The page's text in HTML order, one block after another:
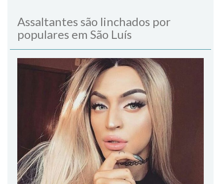
Assaltantes são linchados por
populares em São Luís